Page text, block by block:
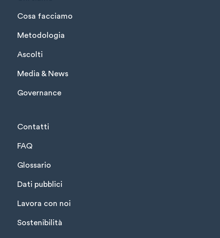
Cosa facciamo
Metodologia
Ascolti
Media & News
Governance
Contatti
FAQ
Glossario
Dati pubblici
Lavora con noi
Sostenibilità